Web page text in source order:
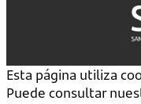
Esta página utiliza
Puede consultar